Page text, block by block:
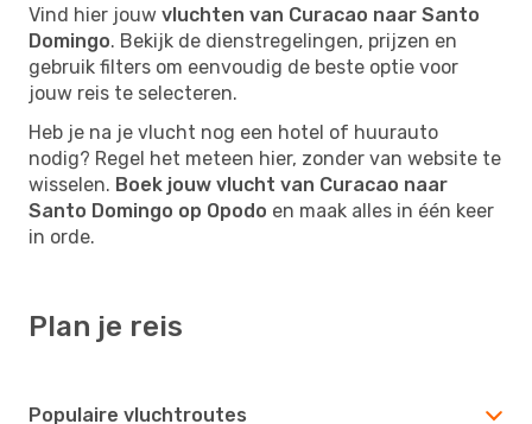
Vind hier jouw vluchten van Curacao naar Santo
Domingo. Bekijk de dienstregelingen, prijzen en
gebruik filters om eenvoudig de beste optie voor
jouw reis te selecteren.
Heb je na je vlucht nog een hotel of huurauto
nodig? Regel het meteen hier, zonder van website te
wisselen. Boek jouw vlucht van Curacao naar
Santo Domingo op Opodo en maak alles in één keer
in orde.
Plan je reis
Populaire vluchtroutes